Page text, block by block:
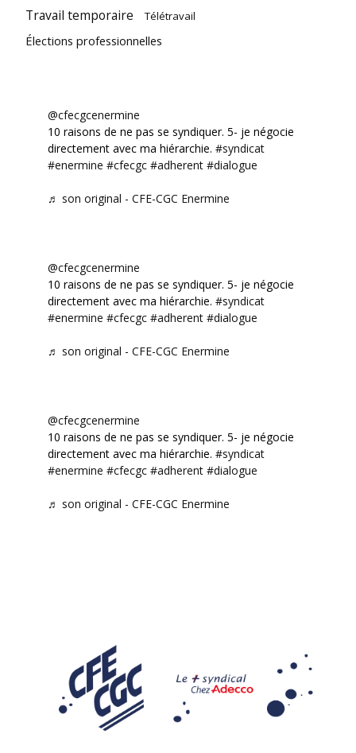
Travail temporaire Télétravail
Élections professionnelles
@cfecgcenermine
10 raisons de ne pas se syndiquer. 5- je négocie
directement avec ma hiérarchie. #syndicat
#enermine #cfecgc #adherent #dialogue
♬ son original - CFE-CGC Enermine
@cfecgcenermine
10 raisons de ne pas se syndiquer. 5- je négocie
directement avec ma hiérarchie. #syndicat
#enermine #cfecgc #adherent #dialogue
♬ son original - CFE-CGC Enermine
@cfecgcenermine
10 raisons de ne pas se syndiquer. 5- je négocie
directement avec ma hiérarchie. #syndicat
#enermine #cfecgc #adherent #dialogue
♬ son original - CFE-CGC Enermine